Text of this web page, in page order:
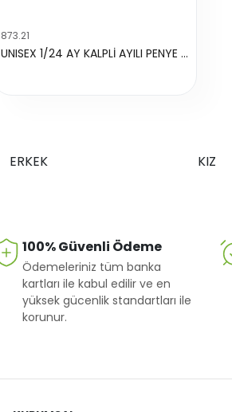
873.21
UNISEX 1/24 AY KALPLİ AYILI PENYE ŞAPKA
ERKEK KIZ
100% Güvenli Ödeme
Ödemeleriniz tüm banka
kartları ile kabul edilir ve en
yüksek gücenlik standartları ile
korunur.